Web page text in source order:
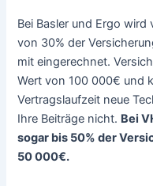
Bei Basler und Ergo
von 30% der
mit eingerechnet.
Wert von 100 000€ und
Vertragslaufzeit neue
Ihre Beiträge nicht. Bei
sogar bis 50% der
50 000€.